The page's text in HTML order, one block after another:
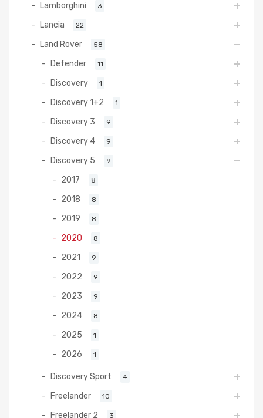
Lamborghini 3
Lancia 22
Land Rover 58
Defender 11
Discovery 1
Discovery 1+2 1
Discovery 3 9
Discovery 4 9
Discovery 5 9
2017 8
2018 8
2019 8
2020 8
2021 9
2022 9
2023 9
2024 8
2025 1
2026 1
Discovery Sport 4
Freelander 10
Freelander 2 3